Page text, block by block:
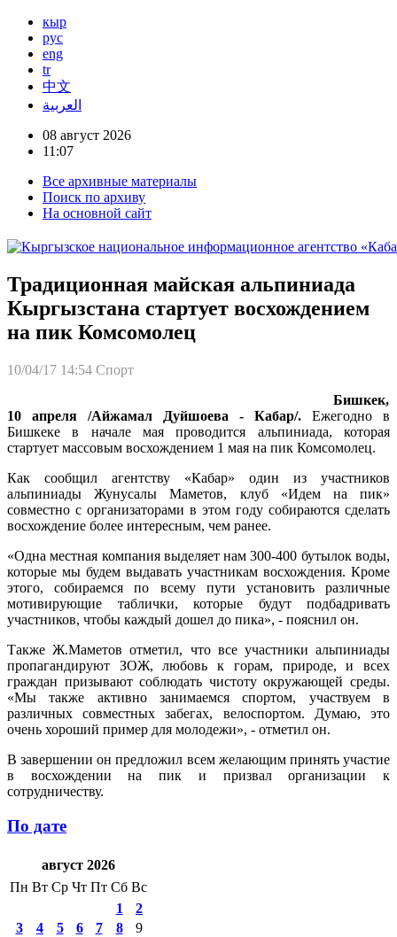
кыр
рус
eng
tr
中文
العربية
08 август 2026
11:07
Все архивные материалы
Поиск по архиву
На основной сайт
Традиционная майская альпиниада
Кыргызстана стартует восхождением
на пик Комсомолец
10/04/17 14:54 Спорт
Бишкек,
10 апреля /Айжамал Дуйшоева - Кабар/. Ежегодно в
Бишкеке в начале мая проводится альпиниада, которая
стартует массовым восхождением 1 мая на пик Комсомолец.
Как сообщил агентству «Кабар» один из участников
альпиниады Жунусалы Маметов, клуб «Идем на пик»
совместно с организаторами в этом году собираются сделать
восхождение более интересным, чем ранее.
«Одна местная компания выделяет нам 300-400 бутылок воды,
которые мы будем выдавать участникам восхождения. Кроме
этого, собираемся по всему пути установить различные
мотивирующие таблички, которые будут подбадривать
участников, чтобы каждый дошел до пика», - пояснил он.
Также Ж.Маметов отметил, что все участники альпиниады
пропагандируют ЗОЖ, любовь к горам, природе, и всех
граждан призывают соблюдать чистоту окружающей среды.
«Мы также активно занимаемся спортом, участвуем в
различных совместных забегах, велоспортом. Думаю, это
очень хороший пример для молодежи», - отметил он.
В завершении он предложил всем желающим принять участие
в восхождении на пик и призвал организации к
сотрудничеству.
По дате
август 2026
Пн Вт Ср Чт Пт Сб Вс
1
2
3
4 5 6 7 8
9